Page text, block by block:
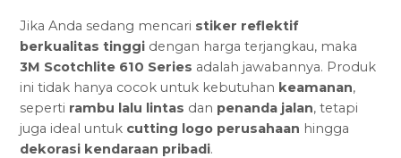
Jika Anda sedang mencari stiker reflektif
berkualitas tinggi dengan harga terjangkau, maka
3M Scotchlite 610 Series adalah jawabannya. Produk
ini tidak hanya cocok untuk kebutuhan keamanan,
seperti rambu lalu lintas dan penanda jalan, tetapi
juga ideal untuk cutting logo perusahaan hingga
dekorasi kendaraan pribadi.